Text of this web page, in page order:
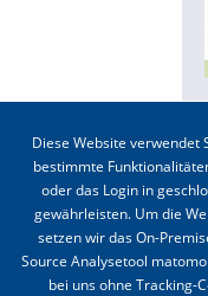
Autoren-Service
Bestell-Service
Stellenmarkt
Kongresskalender
Kontakt | Impressum |
© 2003-2020 Anästhesiologie &
0256
Diese Website verwendet
bestimmte
oder das Login in
gewährleisten. Um die
setzen wir das On-
Source Analysetool
bei uns ohne Tracking-